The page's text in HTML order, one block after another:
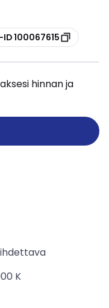
100067615
hinnan ja
K